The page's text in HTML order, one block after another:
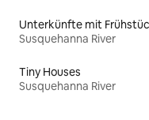
Unterkünfte mit
Susquehanna River
Tiny Houses
Susquehanna River